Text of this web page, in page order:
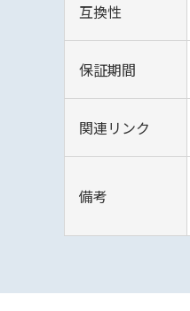
互換性
保証期間
関連リンク
備考